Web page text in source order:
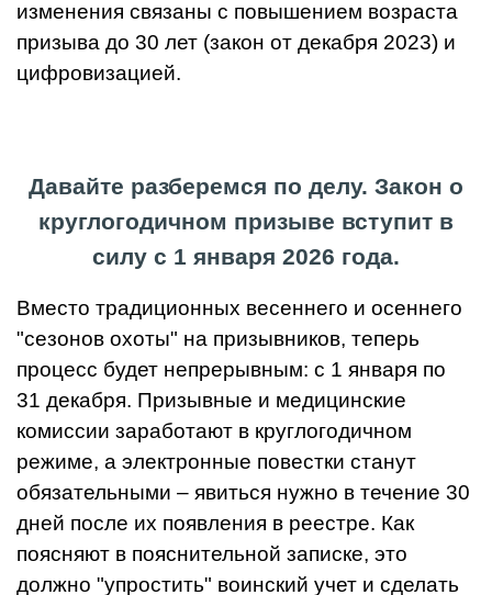
изменения связаны с повышением возраста
призыва до 30 лет (закон от декабря 2023) и
цифровизацией.
Давайте разберемся по делу. Закон о
круглогодичном призыве вступит в
силу с 1 января 2026 года.
Вместо традиционных весеннего и осеннего
"сезонов охоты" на призывников, теперь
процесс будет непрерывным: с 1 января по
31 декабря. Призывные и медицинские
комиссии заработают в круглогодичном
режиме, а электронные повестки станут
обязательными – явиться нужно в течение 30
дней после их появления в реестре. Как
поясняют в пояснительной записке, это
должно "упростить" воинский учет и сделать